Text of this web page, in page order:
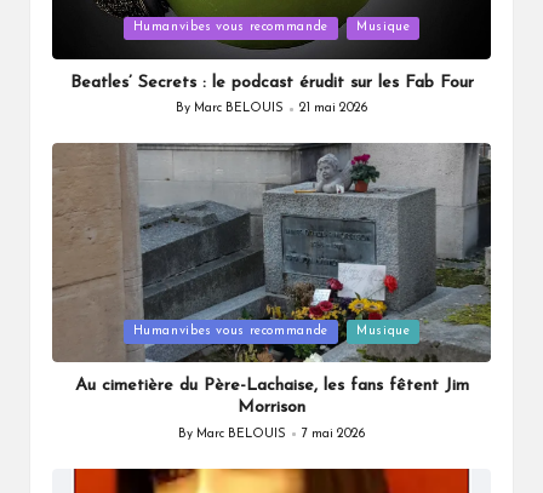
Humanvibes vous recommande Musique
Beatles’ Secrets : le podcast érudit sur les Fab Four
Posted
By Marc BELOUIS 21 mai 2026
Humanvibes vous recommande Musique
Au cimetière du Père-Lachaise, les fans fêtent Jim
Morrison
Posted
By Marc BELOUIS 7 mai 2026